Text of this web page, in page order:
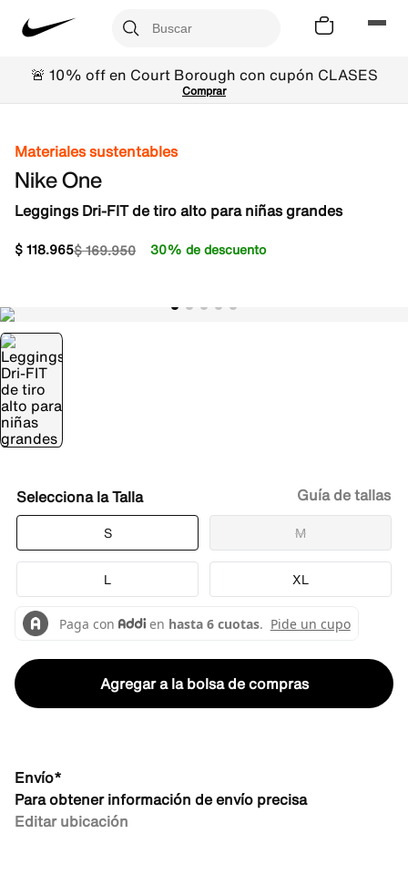
🚨 10% off en Court Borough con cupón CLASES
Comprar
Materiales sustentables
Nike One
Leggings Dri-FIT de tiro alto para niñas grandes
$169.950
$118.965 30% de descuento
Talla
S M
L XL
Guía de tallas
Agregar a la bolsa de compras
Envío*
Para obtener información de envío precisa
Editar ubicación